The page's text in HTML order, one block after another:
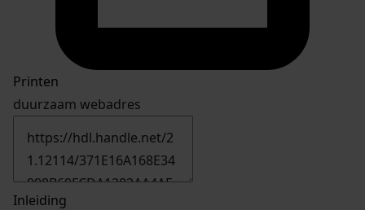
Printen
duurzaam webadres
Inleiding